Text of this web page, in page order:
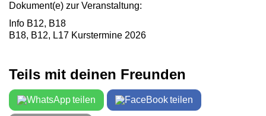
Dokument(e) zur Veranstaltung:
Info B12, B18
B18, B12, L17 Kurstermine 2026
Teils mit deinen Freunden
teilen teilen